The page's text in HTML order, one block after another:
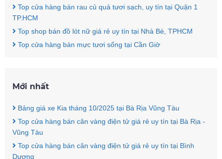
Top cửa hàng bán rau củ quả tươi sạch, uy tín tại Quận 1
TP.HCM
Top shop bán đồ lót nữ giá rẻ uy tín tại Nhà Bè, TPHCM
Top cửa hàng bán mực tươi sống tại Cần Giờ
Mới nhất
Bảng giá xe Kia tháng 10/2025 tại Bà Rịa Vũng Tàu
Top cửa hàng bán cân vàng điện tử giá rẻ uy tín tại Bà Rịa -
Vũng Tàu
Top cửa hàng bán cân vàng điện tử giá rẻ uy tín tại Bình
Dương